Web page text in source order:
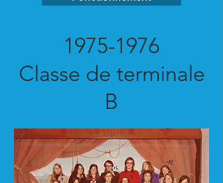
1975-1976
Classe de terminale
B